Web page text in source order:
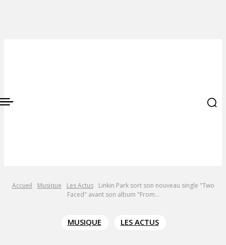
Accueil Musique Les Actus
Linkin Park sort son nouveau single "Two
Faced" avant son album "From...
MUSIQUE LES ACTUS